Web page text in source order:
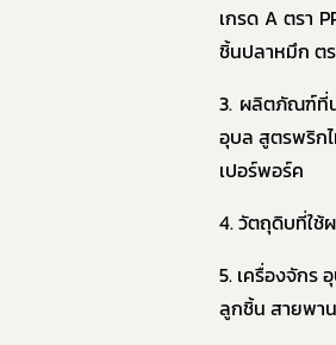
เกรด A ตรา
ชิ้นปลาหมึก ต
3. ผลิตภัณฑ์ที่น
อุบล สูตรพริก
เปอร์พอร์ค
4.วัตถุดิบที่ใช้
5. เครื่องจักร
ลูกชิ้น สายพา